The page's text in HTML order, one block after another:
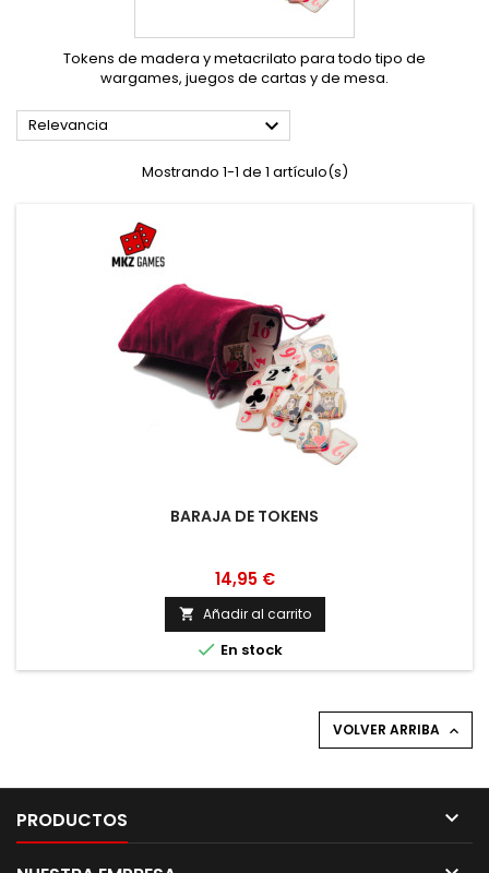
Tokens de madera y metacrilato para todo tipo de
wargames, juegos de cartas y de mesa.
Relevancia 
Mostrando 1-1 de 1 artículo(s)
BARAJA DE TOKENS
14,95 €
 Añadir al carrito
 En stock
VOLVER ARRIBA 
PRODUCTOS 